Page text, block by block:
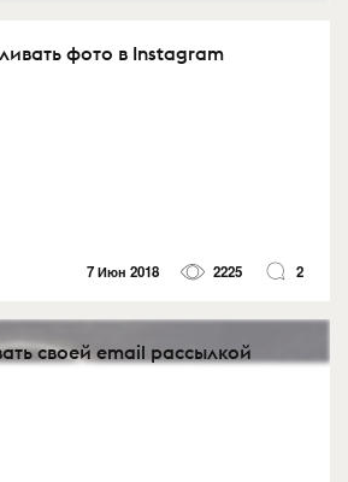
фото в Instagram
7 Июн 2018 2225 2
своей email рассылкой